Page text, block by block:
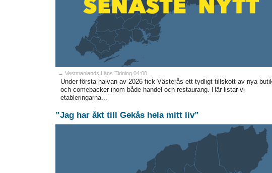
→ Vestmanlands Läns Tidning 04:00
Under första halvan av 2026 fick Västerås ett tydligt tillskott av nya
och comebacker inom både handel och restaurang. Här listar vi
etableringarna...
”Jag har åkt till Gekås hela mitt liv”